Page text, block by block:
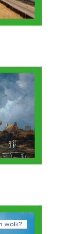
wolk?